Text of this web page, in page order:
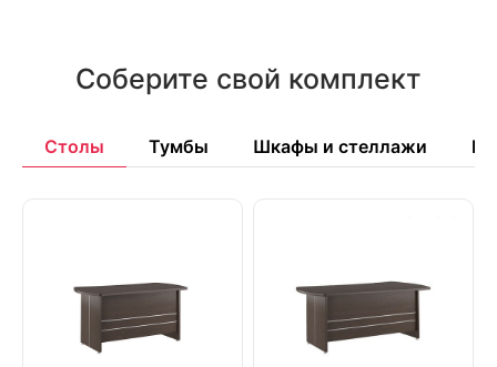
Соберите свой комплект
Столы Тумбы Шкафы и стеллажи